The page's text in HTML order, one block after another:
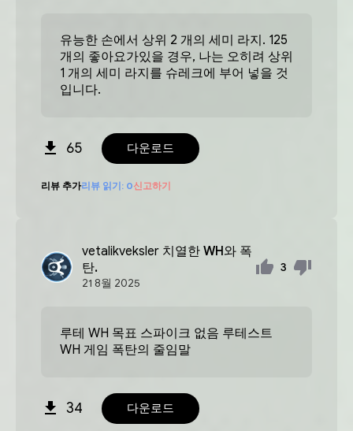
유능한 손에서 상위 2 개의 세미 라지. 125
개의 좋아요가있을 경우, 나는 오히려 상위
1 개의 세미 라지를 슈레크에 부어 넣을 것
입니다.
65 다운로드
리뷰 추가리뷰 읽기: 0신고하기
vetalikveksler 치열한 WH와 폭
탄.
21 8월 2025
3
루테 WH 목표 스파이크 없음 루테스트
WH 게임 폭탄의 줄임말
34 다운로드